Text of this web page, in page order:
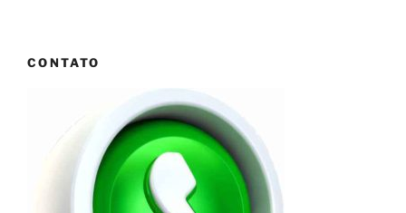
CONTATO